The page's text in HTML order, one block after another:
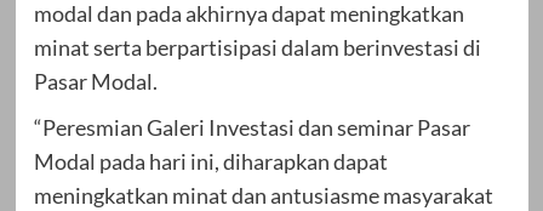
modal dan pada akhirnya dapat meningkatkan
minat serta berpartisipasi dalam berinvestasi di
Pasar Modal.
“Peresmian Galeri Investasi dan seminar Pasar
Modal pada hari ini, diharapkan dapat
meningkatkan minat dan antusiasme masyarakat